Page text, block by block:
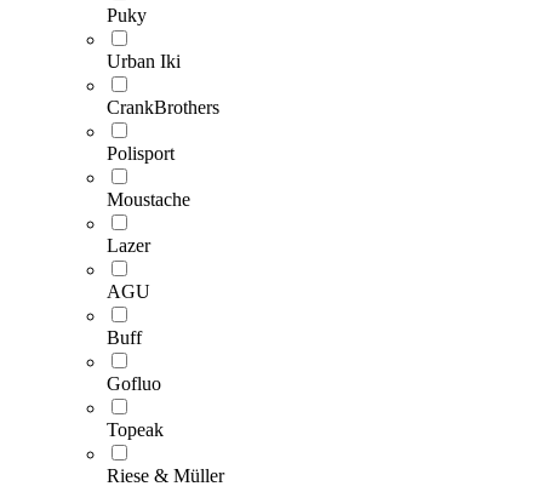
Puky
Urban Iki
CrankBrothers
Polisport
Moustache
Lazer
AGU
Buff
Gofluo
Topeak
Riese & Müller